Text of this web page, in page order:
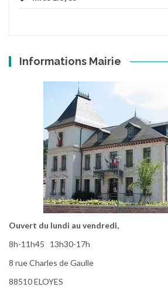
Informations Mairie
Ouvert du lundi au vendredi,
8h-11h45 13h30-17h
8 rue Charles de Gaulle
88510 ELOYES